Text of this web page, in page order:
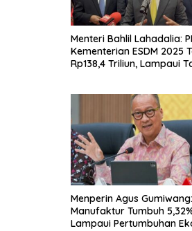
Menteri Bahlil Lahadalia:
Kementerian ESDM 2025
Rp138,4 Triliun, Lampaui
Menperin Agus Gumiwang:
Manufaktur Tumbuh
Lampaui Pertumbuhan